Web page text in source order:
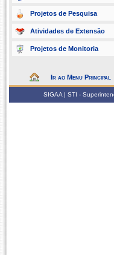
Projetos de Pesquisa
Atividades de Extensão
Projetos de Monitoria
Ir ao Menu Principal
SIGAA | STI -